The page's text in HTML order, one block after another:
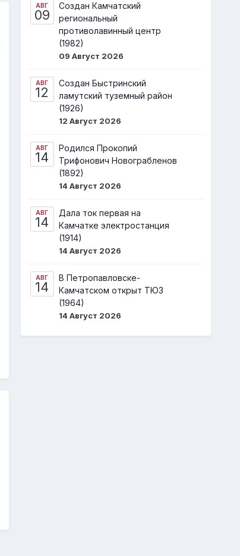
АВГ
09
Создан Камчатский
региональный
противолавинный центр
(1982)
09 Август 2026
АВГ
12
Создан Быстринский
ламутский туземный район
(1926)
12 Август 2026
АВГ
14
Родился Прокопий
Трифонович Новограбленов
(1892)
14 Август 2026
АВГ
14
Дала ток первая на
Камчатке электростанция
(1914)
14 Август 2026
АВГ
14
В Петропавловске-
Камчатском открыт ТЮЗ
(1964)
14 Август 2026